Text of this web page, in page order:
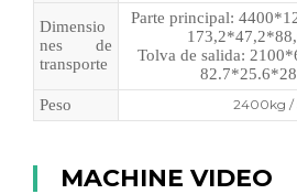
Dimensio
nes de
transporte
Parte principal:
Tolva de salida:
Peso
2400kg /
MACHINE VIDEO